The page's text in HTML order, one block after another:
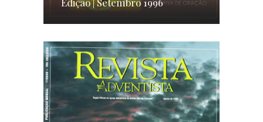
Edição | Setembro 1996